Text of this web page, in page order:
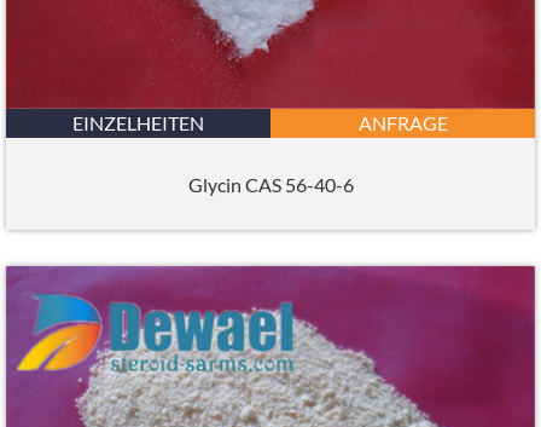
EINZELHEITEN ANFRAGE
Glycin CAS 56-40-6